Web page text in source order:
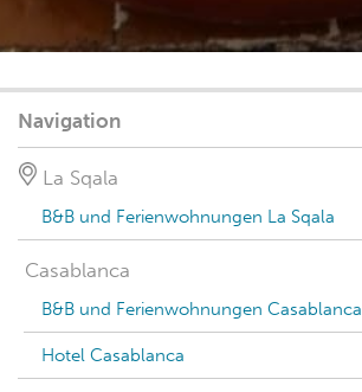
Navigation
La Sqala
B&B und Ferienwohnungen La Sqala
Casablanca
B&B und Ferienwohnungen Casablanca
Hotel Casablanca